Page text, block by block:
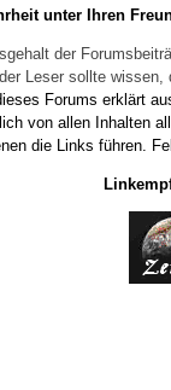
unter Ihren
der
Leser sollte
Forums erklärt
von allen Inhalten
die Links führen.